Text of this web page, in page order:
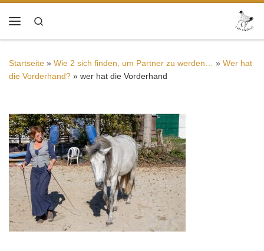
Zum Inhalt springen
Startseite » Wie 2 sich finden, um Partner zu werden… » Wer hat
die Vorderhand? » wer hat die Vorderhand